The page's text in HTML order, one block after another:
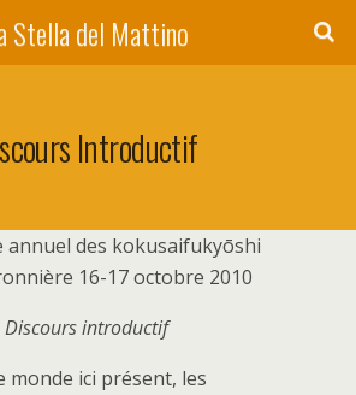
Stella del Mattino
Introductif
annuel des kokusaifukyōshi
16-17 octobre 2010
Discours introductif
monde ici présent, les